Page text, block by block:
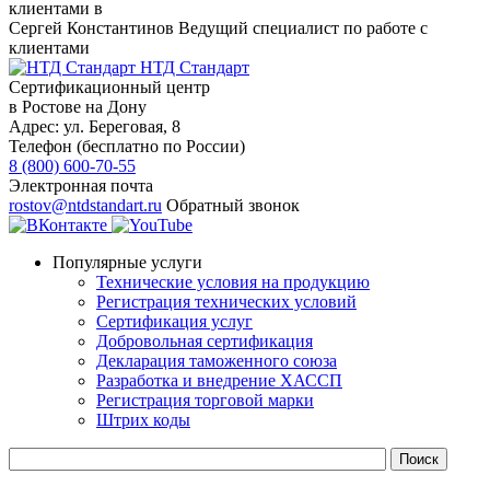
Сергей Константинов Ведущий специалист по работе с
клиентами
НТД Стандарт
Сертификационный центр
в Ростове на Дону
Адрес: ул. ​Береговая, 8
Телефон (бесплатно по России)
8 (800) 600-70-55
Электронная почта
rostov@ntdstandart.ru Обратный звонок
Популярные услуги
Технические условия на продукцию
Регистрация технических условий
Сертификация услуг
Добровольная сертификация
Декларация таможенного союза
Разработка и внедрение ХАССП
Регистрация торговой марки
Штрих коды